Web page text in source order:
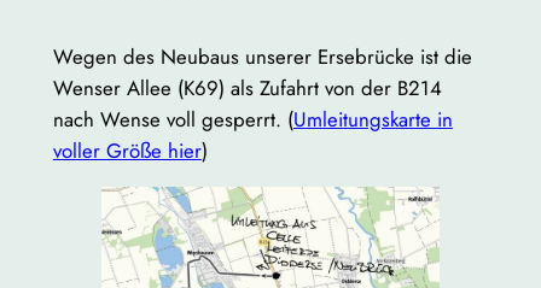
Wegen des Neubaus unserer Ersebrücke ist die
Wenser Allee (K69) als Zufahrt von der B214
nach Wense voll gesperrt. (Umleitungskarte in
voller Größe hier)